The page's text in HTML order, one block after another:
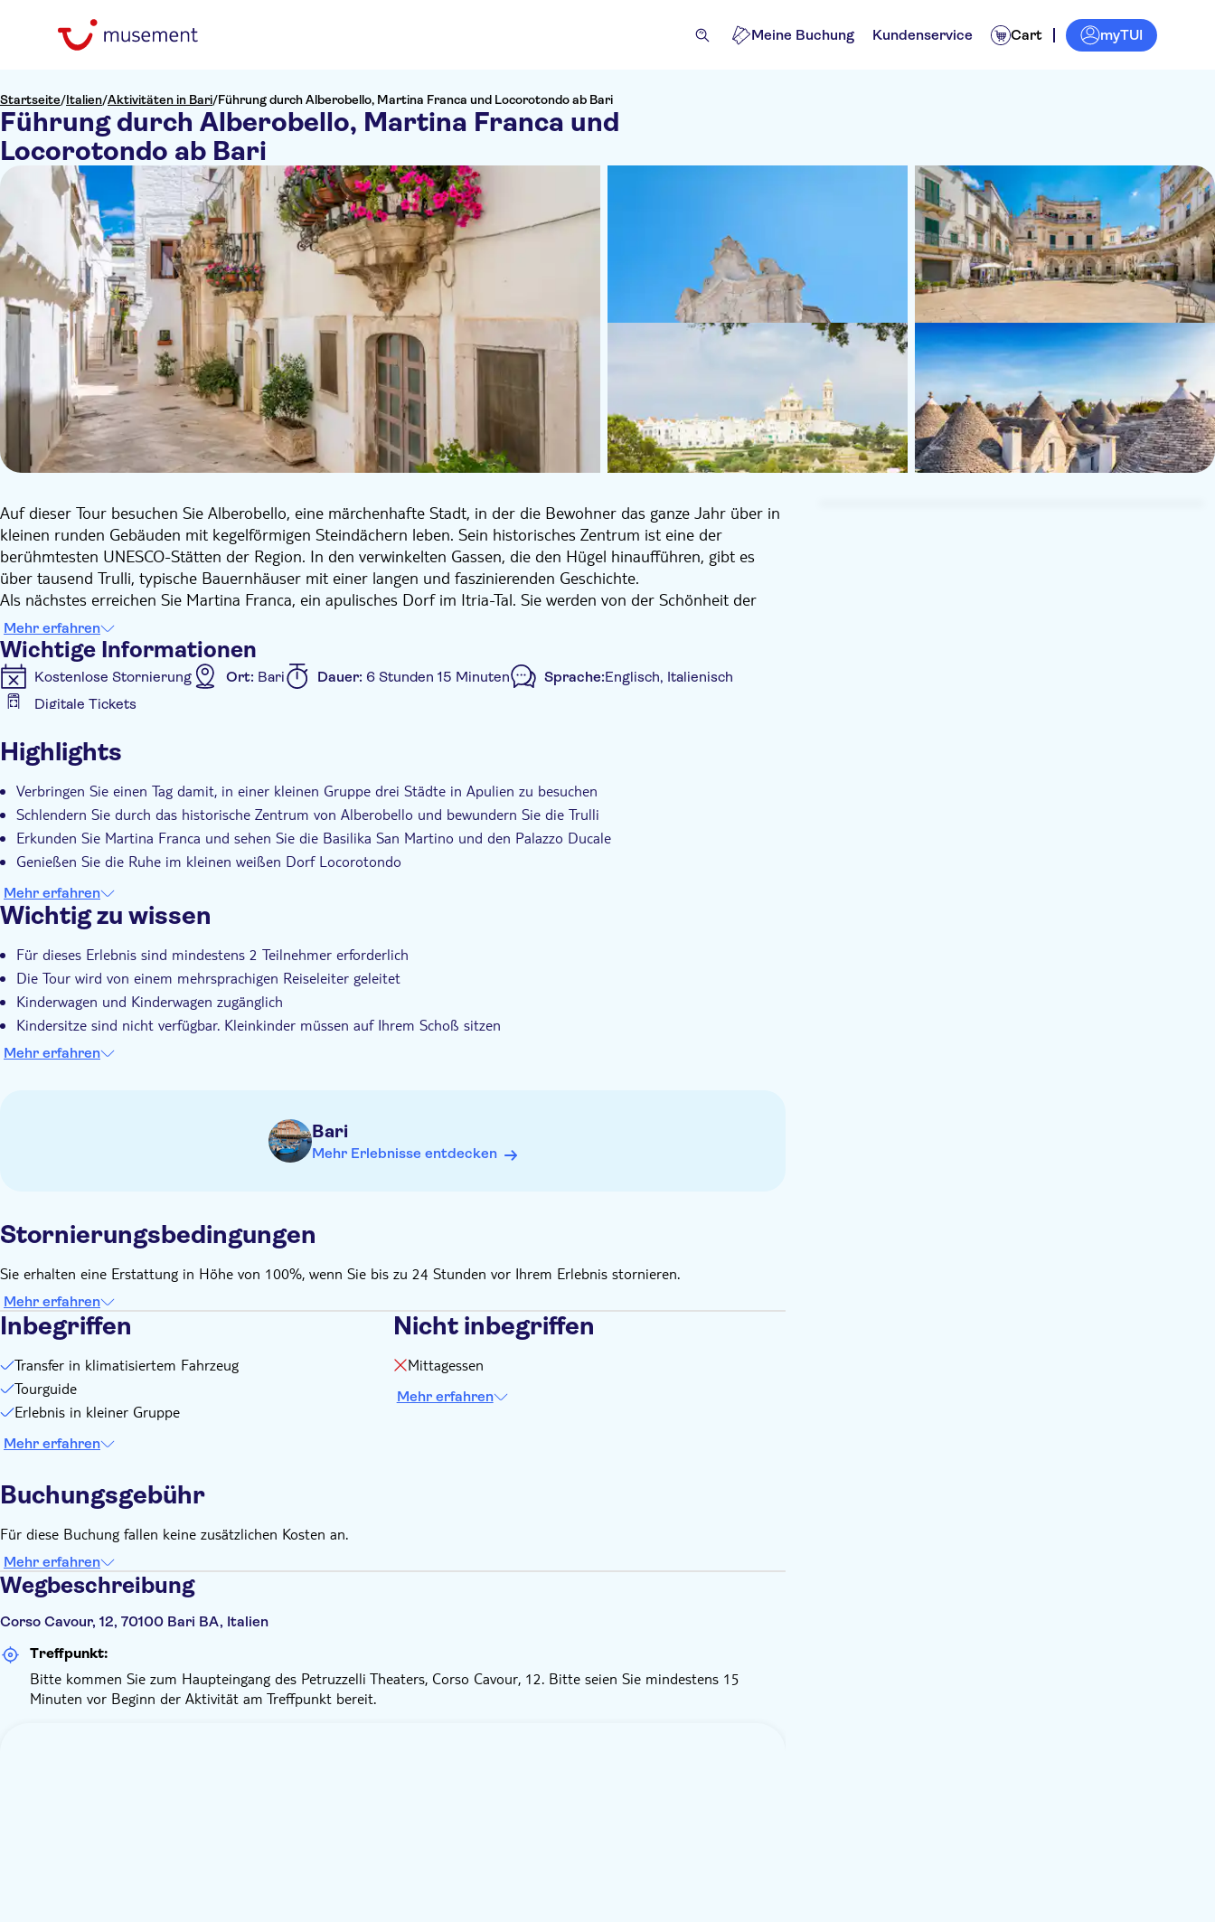
Meine Buchung Kundenservice Cart myTUI
Startseite/Italien/Aktivitäten in Bari/Führung durch Alberobello, Martina Franca und Locorotondo ab Bari
Führung durch Alberobello, Martina Franca und
Locorotondo ab Bari
Auf dieser Tour besuchen Sie Alberobello, eine märchenhafte Stadt, in der die Bewohner das ganze Jahr über in
kleinen runden Gebäuden mit kegelförmigen Steindächern leben. Sein historisches Zentrum ist eine der
berühmtesten UNESCO-Stätten der Region. In den verwinkelten Gassen, die den Hügel hinaufführen, gibt es
über tausend Trulli, typische Bauernhäuser mit einer langen und faszinierenden Geschichte.
Als nächstes erreichen Sie Martina Franca, ein apulisches Dorf im Itria-Tal. Sie werden von der Schönheit der
Kirchen, Adelspaläste und dem charakteristischen historischen Zentrum verzaubert sein, wo jede Ecke eine
großartige Aussicht bietet.
Nach dem Mittagessen erreichen Sie Locorotondo. Diese kleine weiße Stadt liegt auf einem Hügel mit Blick auf
das Itria-Tal und ist übersät mit Trulli und Weinbergen. Es ist berühmt für die Herstellung eines lokalen weißen
DOC-Weins. Der Name bezieht sich auf die Form der Stadt, ein runder Platz, der noch heute gut sichtbar ist und
weißen Gassen können Sie die Aromen der lokalen apulischen Bauernküche einatmen.
Mehr erfahren
Wichtige Informationen
Kostenlose Stornierung Ort: Bari Dauer: 6 Stunden 15 Minuten Sprache:Englisch, Italienisch
Digitale Tickets
Sofortbestätigung
Inklusive Transfer
Highlights
Verbringen Sie einen Tag damit, in einer kleinen Gruppe drei Städte in Apulien zu besuchen
Schlendern Sie durch das historische Zentrum von Alberobello und bewundern Sie die Trulli
Erkunden Sie Martina Franca und sehen Sie die Basilika San Martino und den Palazzo Ducale
Genießen Sie die Ruhe im kleinen weißen Dorf Locorotondo
Mehr erfahren
Wichtig zu wissen
Für dieses Erlebnis sind mindestens 2 Teilnehmer erforderlich
Die Tour wird von einem mehrsprachigen Reiseleiter geleitet
Kinderwagen und Kinderwagen zugänglich
Kindersitze sind nicht verfügbar. Kleinkinder müssen auf Ihrem Schoß sitzen
Bitte beachten Sie, dass sich die Reihenfolge der Stadtbesichtigungen betriebsbedingt ändern kann
Mehr erfahren
Bari
Mehr Erlebnisse entdecken
Stornierungsbedingungen
Sie erhalten eine Erstattung in Höhe von 100%, wenn Sie bis zu 24 Stunden vor Ihrem Erlebnis stornieren.
Mehr erfahren
Inbegriffen
Transfer in klimatisiertem Fahrzeug
Tourguide
Erlebnis in kleiner Gruppe
Mehr erfahren
Nicht inbegriffen
Mittagessen
Mehr erfahren
Buchungsgebühr
Für diese Buchung fallen keine zusätzlichen Kosten an.
Mehr erfahren
Wegbeschreibung
Corso Cavour, 12, 70100 Bari BA, Italien
Treffpunkt:
Bitte kommen Sie zum Haupteingang des Petruzzelli Theaters, Corso Cavour, 12. Bitte seien Sie mindestens 15
Minuten vor Beginn der Aktivität am Treffpunkt bereit.